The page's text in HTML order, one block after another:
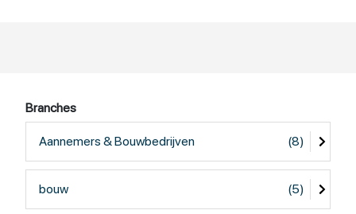
Branches
Aannemers & Bouwbedrijven (8)
bouw (5)